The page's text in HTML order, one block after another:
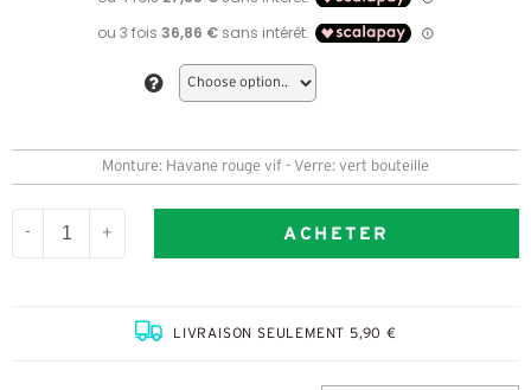
Monture: Havane rouge vif - Verre: vert bouteille
- + ACHETER
LIVRAISON SEULEMENT 5,90 €